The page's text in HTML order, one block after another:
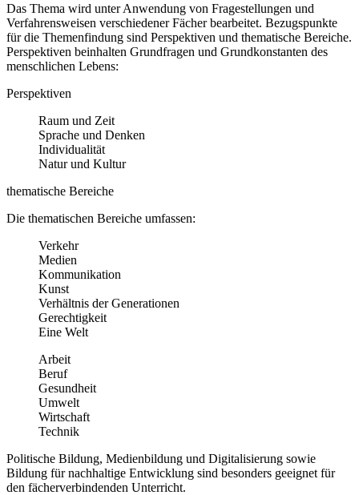
Das Thema wird unter Anwendung von Fragestellungen und
Verfahrensweisen verschiedener Fächer bearbeitet. Bezugspunkte
für die Themenfindung sind Perspektiven und thematische Bereiche.
Perspektiven beinhalten Grundfragen und Grundkonstanten des
menschlichen Lebens:
Perspektiven
Raum und Zeit
Sprache und Denken
Individualität
Natur und Kultur
thematische Bereiche
Die thematischen Bereiche umfassen:
Verkehr
Medien
Kommunikation
Kunst
Verhältnis der Generationen
Gerechtigkeit
Eine Welt
Arbeit
Beruf
Gesundheit
Umwelt
Wirtschaft
Technik
Politische Bildung, Medienbildung und Digitalisierung sowie
Bildung für nachhaltige Entwicklung sind besonders geeignet für
den fächerverbindenden Unterricht.